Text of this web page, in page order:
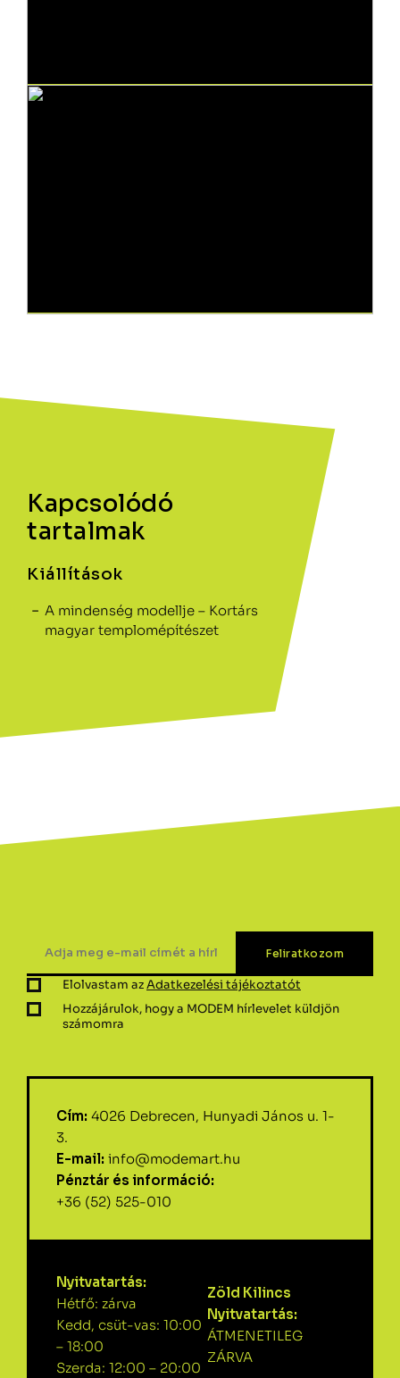
Kapcsolódó
tartalmak
Kiállítások
A mindenség modellje – Kortárs
magyar templomépítészet
Elolvastam azAdatkezelési tájékoztatót
Hozzájárulok, hogy a MODEM hírlevelet küldjön
számomra
Cím: 4026 Debrecen, Hunyadi János u. 1-
3.
E-mail: info@modemart.hu
Pénztár és információ:
+36 (52) 525-010
Nyitvatartás:
Hétfő: zárva
Kedd, csüt-vas: 10:00
– 18:00
Szerda: 12:00 – 20:00
Zöld Kilincs
Nyitvatartás:
ÁTMENETILEG
ZÁRVA